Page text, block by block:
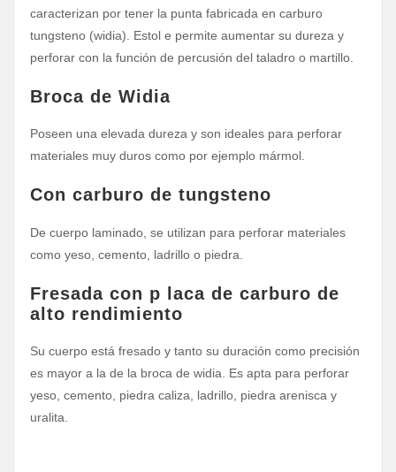
caracterizan por tener la punta fabricada en carburo
tungsteno (widia). Estol e permite aumentar su dureza y
perforar con la función de percusión del taladro o martillo.
Broca de Widia
Poseen una elevada dureza y son ideales para perforar
materiales muy duros como por ejemplo mármol.
Con carburo de tungsteno
De cuerpo laminado, se utilizan para perforar materiales
como yeso, cemento, ladrillo o piedra.
Fresada con p laca de carburo de
alto rendimiento
Su cuerpo está fresado y tanto su duración como precisión
es mayor a la de la broca de widia. Es apta para perforar
yeso, cemento, piedra caliza, ladrillo, piedra arenisca y
uralita.